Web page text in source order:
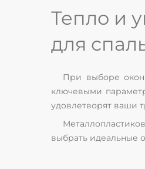
Тепло и
для
При выборе окон
ключевыми
удовлетворят ваши
выбрать идеальные